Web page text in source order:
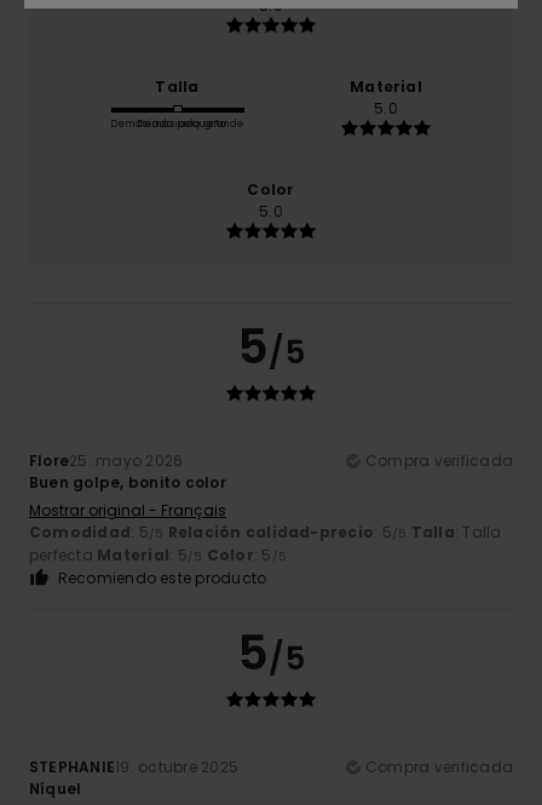
5.0
Talla
Demasiado pequeño
Demasiado grande
Material
5.0
Color
5.0
5/5
Flore25. mayo 2026
Compra verificada
Buen golpe, bonito color
Mostrar original - Français
Comodidad: 5/5 Relación calidad-precio: 5/5 Talla: Talla
perfecta Material: 5/5 Color: 5 /5
Recomiendo este producto
5/5
STEPHANIE19. octubre 2025
Compra verificada
Níquel